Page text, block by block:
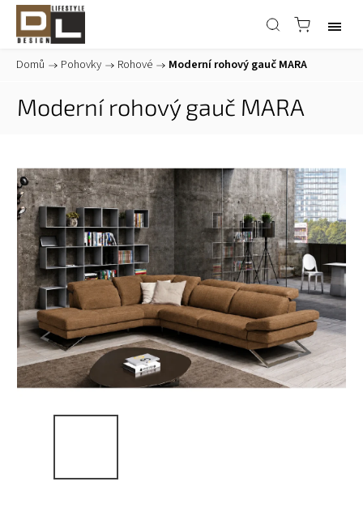
Domů / Pohovky / Rohové / Moderní rohový gauč MARA
Moderní rohový gauč MARA